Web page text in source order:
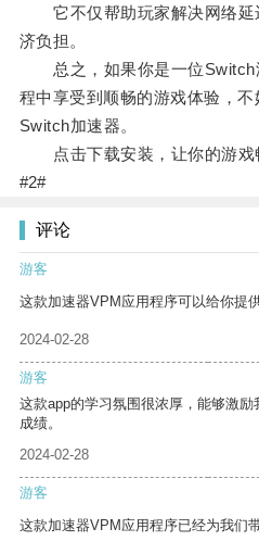
它不仅帮助玩家解决网络延
济负担。
总之，如果你是一位Switch
程中享受到顺畅的游戏体验，
Switch加速器。
点击下载安装，让你的游戏
#2#
评论
游客
这款加速器VPM应用程序可以给你提
2024-02-28
游客
这款app的学习氛围很浓厚，能够激
成绩。
2024-02-28
游客
这款加速器VPM应用程序已经为我们